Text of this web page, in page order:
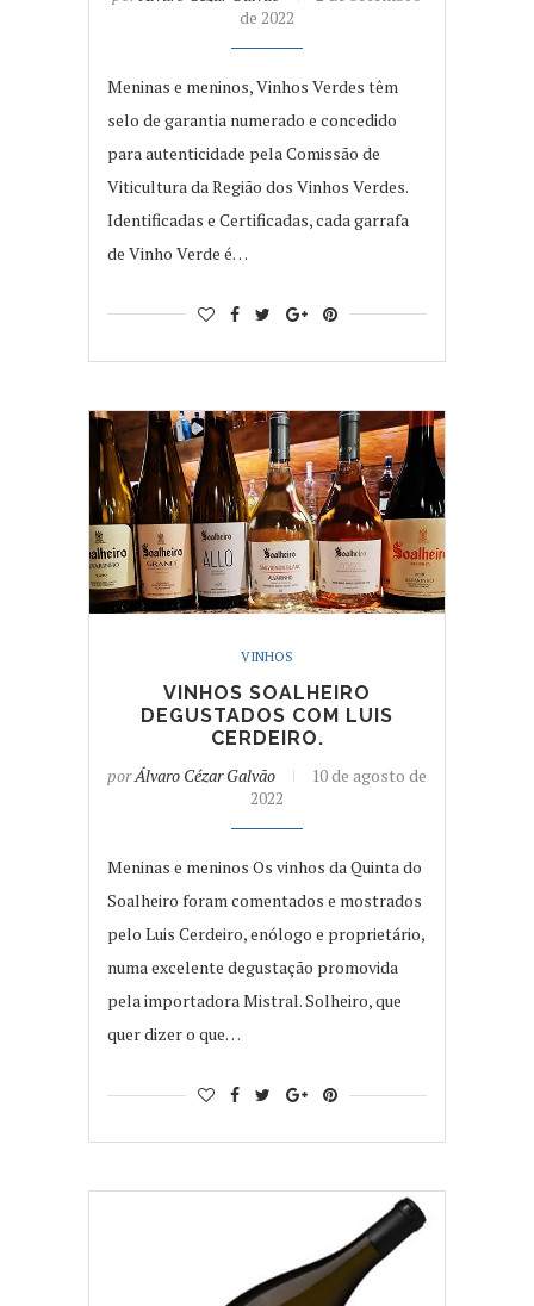
de 2022
Meninas e meninos, Vinhos Verdes têm
selo de garantia numerado e concedido
para autenticidade pela Comissão de
Viticultura da Região dos Vinhos Verdes.
Identificadas e Certificadas, cada garrafa
de Vinho Verde é…
VINHOS
VINHOS SOALHEIRO
DEGUSTADOS COM LUIS
CERDEIRO.
porÁlvaro Cézar Galvão
10 de agosto de
2022
Meninas e meninos Os vinhos da Quinta do
Soalheiro foram comentados e mostrados
pelo Luis Cerdeiro, enólogo e proprietário,
numa excelente degustação promovida
pela importadora Mistral. Solheiro, que
quer dizer o que…